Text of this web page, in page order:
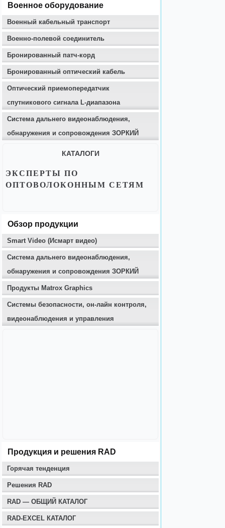
Военное оборудование
Военный кабельный транспорт
Военно-полевой соединитель
Бронированный патч-корд
Бронированный оптический кабель
Оптический приемопередатчик
спутникового сигнала L-диапазона
Система дальнего видеонаблюдения,
обнаружения и сопровождения ЗОРКИЙ
КАТАЛОГИ
ЭКСПЕРТЫ ПО
ОПТОВОЛОКОННЫМ СЕТЯМ
Обзор продукции
Smart Video (Исмарт видео)
Система дальнего видеонаблюдения,
обнаружения и сопровождения ЗОРКИЙ
Продукты Matrox Graphics
Системы безопасности, он-лайн контроля,
видеонаблюдения и управления
Продукция и решения RAD
Горячая тенденция
Решения RAD
RAD — ОБЩИЙ КАТАЛОГ
RAD-EXCEL КАТАЛОГ